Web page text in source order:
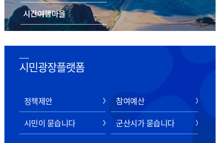
시간여행마을
스마트 관광 전자지도
시민광장플랫폼
정책제안
참여예산
시민이 묻습니다
군산시가 묻습니다